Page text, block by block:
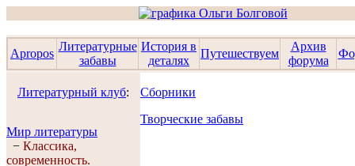
Apropos
Литературные
забавы
История в
деталях
Путешествуем
Архив
форума
Литературный клуб:
Мир литературы
− Классика,
современность.
Сборники
Творческие забавы